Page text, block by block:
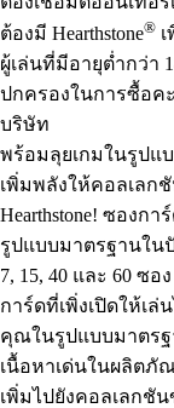
ต้องมี Hearthstone®
ผู้เล่นที่มีอายุต่ำกว่า
ปกครองในการซื้อค
บริษัท
พร้อมลุยเกมในรูปแ
เพิ่มพลังให้คอลเลก
Hearthstone! ซองก
รูปแบบมาตรฐานใน
7, 15, 40 และ 60 ซ
การ์ดที่เพิ่งเปิดให้เ
คุณในรูปแบบมาตร
เนื้อหาเด่นในผลิตภั
เพิ่มไปยังคอลเลกชั